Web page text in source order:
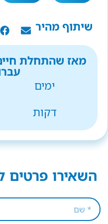
שיתוף מהיר
מאז שהתחלת
ימים
דקות
השאירו פרטים